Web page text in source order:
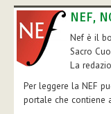
NEF,
Nef è il
Sacro
La
Per leggere la NEF
portale che contiene